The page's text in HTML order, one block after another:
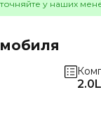
у наших